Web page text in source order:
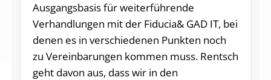
Ausgangsbasis für weiterführende
Verhandlungen mit der Fiducia& GAD IT, bei
denen es in verschiedenen Punkten noch
zu Vereinbarungen kommen muss. Rentsch
geht davon aus, dass wir in den